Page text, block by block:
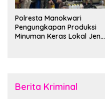
Polresta Manokwari
Pengungkapan Produksi
Minuman Keras Lokal Jenis
Berita Kriminal